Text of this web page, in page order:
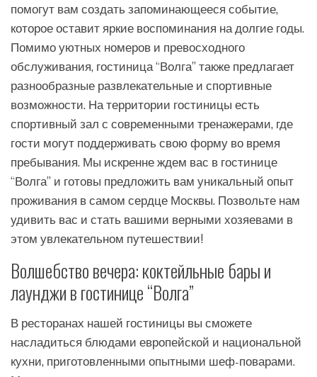
помогут вам создать запоминающееся событие,
которое оставит яркие воспоминания на долгие годы.
Помимо уютных номеров и превосходного
обслуживания, гостиница “Волга” также предлагает
разнообразные развлекательные и спортивные
возможности. На территории гостиницы есть
спортивный зал с современными тренажерами, где
гости могут поддерживать свою форму во время
пребывания. Мы искренне ждем вас в гостинице
“Волга” и готовы предложить вам уникальный опыт
проживания в самом сердце Москвы. Позвольте нам
удивить вас и стать вашими верными хозяевами в
этом увлекательном путешествии!
Волшебство вечера: коктейльные бары и
лаунджи в гостинице “Волга”
В ресторанах нашей гостиницы вы сможете
насладиться блюдами европейской и национальной
кухни, приготовленными опытными шеф-поварами.